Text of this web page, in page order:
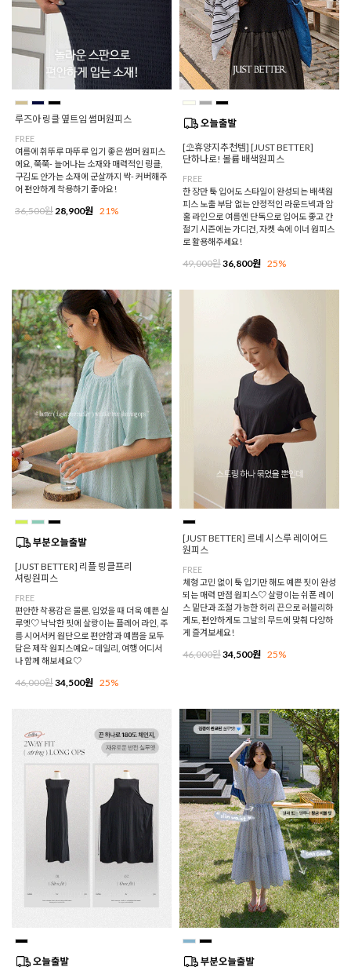
루즈아 링클 옆트임 썸머원피스
FREE
여름에 휘뚜루 마뚜루 입기 좋은 썸머 원피스
에요, 쭉쭉- 늘어나는 소재와 매력적인 링클,
구김도 안가는 소재에 군살까지 싹- 커버해주
어 편안하게 착용하기 좋아요!
36,500원28,900원 21%
[⛱️휴양지추천템] [JUST BETTER]
단하나로! 볼륨 배색원피스
FREE
한 장만 툭 입어도 스타일이 완성되는 배색원
피스 노출 부담 없는 안정적인 라운드넥과 암
홀 라인으로 여름엔 단독으로 입어도 좋고 간
절기 시즌에는 가디건, 자켓 속에 이너 원피스
로 활용해주세요!
49,000원36,800원 25%
[JUST BETTER] 리플 링클프리
셔링원피스
FREE
편안한 착용감은 물론, 입었을 때 더욱 예쁜 실
루엣♡ 낙낙한 핏에 살랑이는 플레어 라인, 주
름 시어서커 원단으로 편안함과 예쁨을 모두
담은 제작 원피스예요~ 데일리, 여행 어디서
나 함께 해보세요♡
46,000원34,500원 25%
[JUST BETTER] 르네 시스루 레이어드
원피스
FREE
체형 고민 없이 툭 입기만 해도 예쁜 핏이 완성
되는 매력 만점 원피스♡ 살랑이는 쉬폰 레이
스 밑단과 조절 가능한 허리 끈으로 러블리하
게도, 편안하게도 그날의 무드에 맞춰 다양하
게 즐겨보세요!
46,000원34,500원 25%